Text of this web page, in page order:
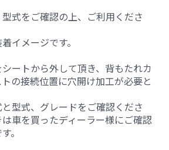
型式をご確認の上、ご利用くださ
イメージです。
シートから外して頂き、背もたれカ
の接続位置に穴開け加工が必要と
型式、グレードをご確認くださ
車を買ったディーラー様にご確認
。